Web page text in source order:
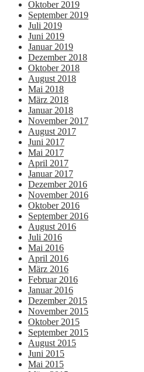
Oktober 2019
September 2019
Juli 2019
Juni 2019
Januar 2019
Dezember 2018
Oktober 2018
August 2018
Mai 2018
März 2018
Januar 2018
November 2017
August 2017
Juni 2017
Mai 2017
April 2017
Januar 2017
Dezember 2016
November 2016
Oktober 2016
September 2016
August 2016
Juli 2016
Mai 2016
April 2016
März 2016
Februar 2016
Januar 2016
Dezember 2015
November 2015
Oktober 2015
September 2015
August 2015
Juni 2015
Mai 2015